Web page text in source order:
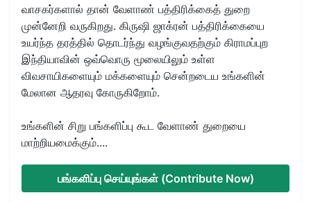
வாசகர்களால் தான் வேளாண் பத்திரிக்கைத் துறை
முன்னேறி வருகிறது. கிருஷி ஜாக்ரன் பத்திரிக்கையை
உயர்ந்த தரத்தில் தொடர்ந்து வழங்குவதற்கும் கிராமப்புற
இந்தியாவின் ஒவ்வொரு மூலையிலும் உள்ள
விவசாயிகளையும் மக்களையும் சென்றடைய உங்களின்
மேலான ஆதரவு கோருகிறோம்.
உங்களின் சிறு பங்களிப்பு கூட வேளாண் துறையை
மாற்றியமைக்கும்....
பங்களிப்பு செய்யுங்கள் (Contribute Now)